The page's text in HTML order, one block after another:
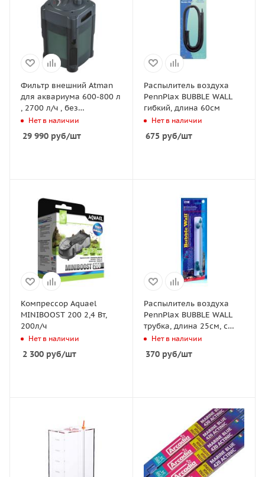
Фильтр внешний Atman
для аквариума 600-800 л
, 2700 л/ч , без
наполнителей
Нет в наличии
29 990 руб/шт
Распылитель воздуха
PennPlax BUBBLE WALL
гибкий, длина 60см
Нет в наличии
675руб/шт
Компрессор Aquael
MINIBOOST 200 2,4 Вт,
200л/ч
Нет в наличии
2 300 руб/шт
Распылитель воздуха
PennPlax BUBBLE WALL
трубка, длина 25см, с
присосками
Нет в наличии
370руб/шт